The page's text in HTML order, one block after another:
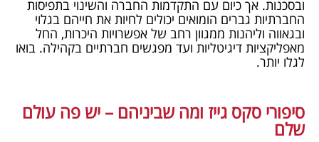
ובסכנות. אך כיום עם התקדמות החברה והשינוי בתפיסות
החברתיות גברים הומואים יכולים לחיות את חייהם בגלוי
ובגאווה וליהנות ממגוון רחב של אפשרויות היכרות, החל
מאפליקציות דיגיטליות ועד מפגשים חברתיים בקהילה. בואו
לגלו יותר.
סיפורי סקס גייז ומה שביניהם – יש פה עולם
שלם